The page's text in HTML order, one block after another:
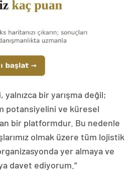
bir yarışma değil;
potansiyelini ve küresel
bir platformdur. Bu nedenle
olmak üzere tüm lojistik
yer almaya ve
davet ediyorum.”